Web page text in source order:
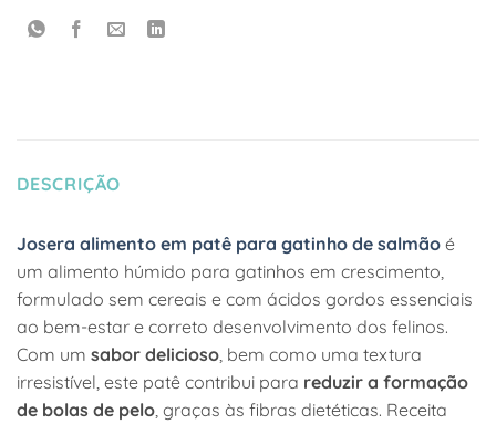
DESCRIÇÃO
Josera alimento em patê para gatinho de salmão é
um alimento húmido para gatinhos em crescimento,
formulado sem cereais e com ácidos gordos essenciais
ao bem-estar e correto desenvolvimento dos felinos.
Com um sabor delicioso, bem como uma textura
irresistível, este patê contribui para reduzir a formação
de bolas de pelo, graças às fibras dietéticas. Receita